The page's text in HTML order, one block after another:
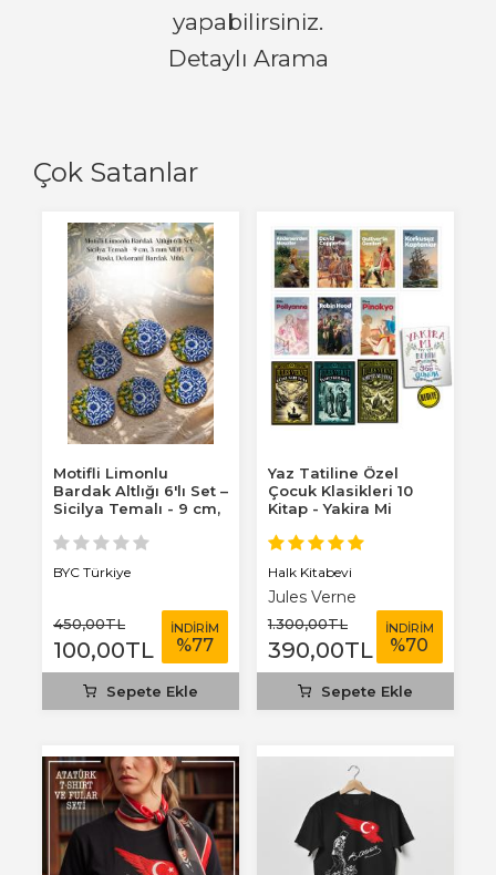
Çok Satanlar
Motifli Limonlu
Bardak Altlığı 6'lı Set –
Sicilya Temalı - 9 cm,
BYC Türkiye
450,00TL
100,00TL
İNDİRİM
%77
Sepete Ekle
Yaz Tatiline Özel
Çocuk Klasikleri 10
Kitap - Yakira Mi
Halk Kitabevi
Jules Verne
1.300,00TL
390,00TL
İNDİRİM
%70
Sepete Ekle
yapabilirsiniz.
Detaylı Arama